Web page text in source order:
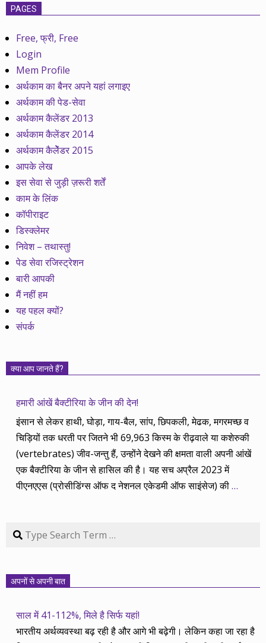
PAGES
Free, फ्री, Free
Login
Mem Profile
अर्थकाम का बैनर अपने यहां लगाइए
अर्थकाम की पेड-सेवा
अर्थकाम कैलेंडर 2013
अर्थकाम कैलेंडर 2014
अर्थकाम कैलेेंडर 2015
आपके लेख
इस सेवा से जुड़ी ज़रूरी शर्तें
काम के लिंक
कॉपीराइट
डिस्क्लेमर
निवेश – तथास्तु!
पेड सेवा रजिस्ट्रेशन
बारी आपकी
मैं नहीं हम
यह पहल क्यों?
संपर्क
क्या आप जानते हैं?
हमारी आंखें बैक्टीरिया के जीन की देन!
इंसान से लेकर हाथी, घोड़ा, गाय-बैल, सांप, छिपकली, मेढक, मगरमच्छ व
चिड़ियों तक धरती पर जितने भी 69,963 किस्म के रीढ़वाले या कशेरुकी
(vertebrates) जीव-जन्तु हैं, उन्होंने देखने की क्षमता वाली अपनी आंखें
एक बैक्टीरिया के जीन से हासिल की है। यह सच अप्रैल 2023 में
पीएनएएस (प्रोसीडिंग्स ऑफ द नेशनल एकेडमी ऑफ साइंसेज) की…
Search
अपनों से अपनी बात
साल में 41-112%, मिले है सिर्फ यहां!
भारतीय अर्थव्यवस्था बढ़ रही है और आगे भी बढ़ेगी। लेकिन कहा जा रहा है